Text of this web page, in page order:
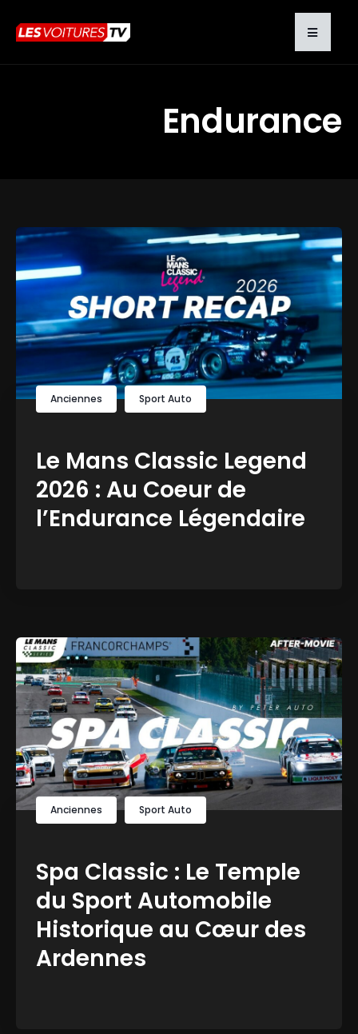
Endurance
Anciennes Sport Auto
Le Mans Classic Legend
2026 : Au Coeur de
l’Endurance Légendaire
Anciennes Sport Auto
Spa Classic : Le Temple
du Sport Automobile
Historique au Cœur des
Ardennes